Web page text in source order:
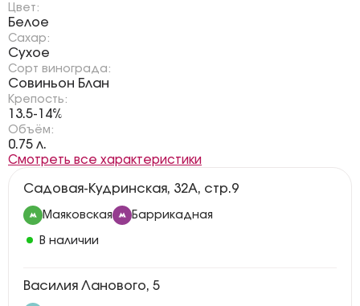
Цвет:
Белое
Сахар:
Сухое
Сорт винограда:
Совиньон Блан
Крепость:
13.5-14%
Объём:
0.75 л.
Смотреть все характеристики
Садовая-Кудринская, 32А, стр.9
Маяковская Баррикадная
В наличии
Василия Ланового, 5